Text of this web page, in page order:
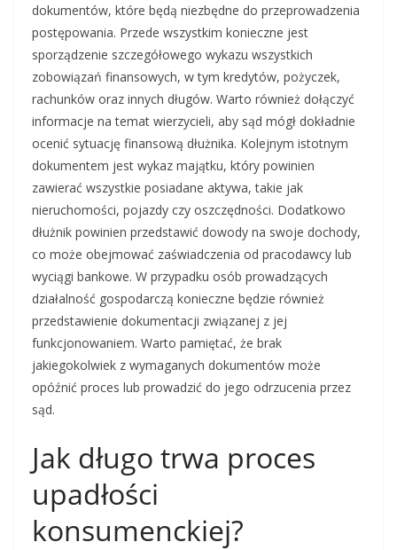
dokumentów, które będą niezbędne do przeprowadzenia
postępowania. Przede wszystkim konieczne jest
sporządzenie szczegółowego wykazu wszystkich
zobowiązań finansowych, w tym kredytów, pożyczek,
rachunków oraz innych długów. Warto również dołączyć
informacje na temat wierzycieli, aby sąd mógł dokładnie
ocenić sytuację finansową dłużnika. Kolejnym istotnym
dokumentem jest wykaz majątku, który powinien
zawierać wszystkie posiadane aktywa, takie jak
nieruchomości, pojazdy czy oszczędności. Dodatkowo
dłużnik powinien przedstawić dowody na swoje dochody,
co może obejmować zaświadczenia od pracodawcy lub
wyciągi bankowe. W przypadku osób prowadzących
działalność gospodarczą konieczne będzie również
przedstawienie dokumentacji związanej z jej
funkcjonowaniem. Warto pamiętać, że brak
jakiegokolwiek z wymaganych dokumentów może
opóźnić proces lub prowadzić do jego odrzucenia przez
sąd.
Jak długo trwa proces
upadłości
konsumenckiej?